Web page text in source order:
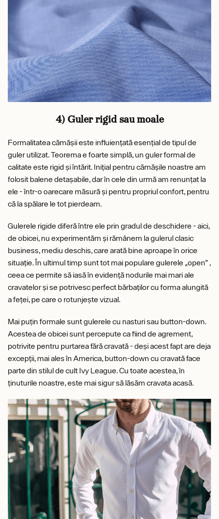
4) Guler rigid sau moale
Formalitatea cămășii este influiențată esențial de tipul de
guler utilizat. Teorema e foarte simplă, un guler formal de
calitate este rigid și întărit. Inițial pentru cămășile noastre am
folosit balene detașabile, dar în cele din urmă am renunțat la
ele - într-o oarecare măsură și pentru propriul confort, pentru
că la spălare le tot pierdeam.
Gulerele rigide diferă între ele prin gradul de deschidere - aici,
de obicei, nu experimentăm și rămânem la gulerul clasic
business, mediu deschis, care arată bine aproape în orice
situație. În ultimul timp sunt tot mai populare gulerele „open” ,
ceea ce permite să iasă în evidență nodurile mai mari ale
cravatelor și se potrivesc perfect bărbaților cu forma alungită
a feței, pe care o rotunjește vizual.
Mai puțin formale sunt gulerele cu nasturi sau button-down.
Acestea de obicei sunt percepute ca fiind de agrement,
potrivite pentru purtarea fără cravată - deși acest fapt are deja
excepții, mai ales în America, button-down cu cravată face
parte din stilul de cult Ivy League. Cu toate acestea, în
ținuturile noastre, este mai sigur să lăsăm cravata acasă.